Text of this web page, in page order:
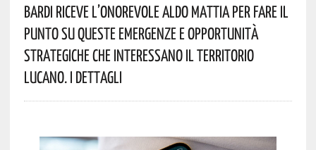
Bardi Riceve L’onorevole Aldo Mattia Per Fare Il
Punto Su Queste Emergenze E Opportunità
Strategiche Che Interessano Il Territorio
Lucano. I Dettagli